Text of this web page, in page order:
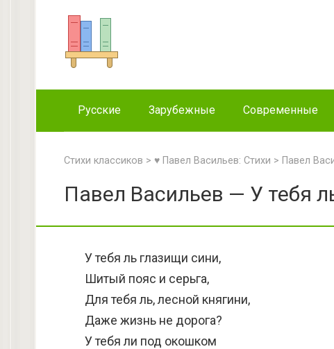
Русские Зарубежные Современные
Стихи классиков > ♥ Павел Васильев: Стихи > Павел
Павел Васильев — У тебя
У тебя ль глазищи сини,
Шитый пояс и серьга,
Для тебя ль, лесной княгини,
Даже жизнь не дорога?
У тебя ли под окошком